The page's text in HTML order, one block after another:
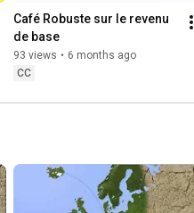
Café Robuste sur le revenu
de base
93 views • 6 months ago
CC